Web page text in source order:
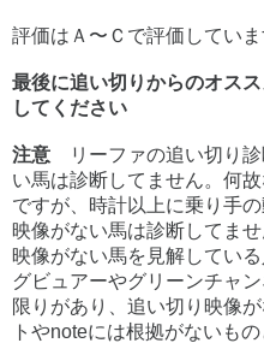
評価はＡ〜Ｃで評価していま
最後に追い切りからのオス
してください
注意 リーファの追い切り診
い馬は診断してません。何
ですが、時計以上に乗り手
映像がない馬は診断してま
映像がない馬を見解してい
グビュアーやグリーンチャ
限りがあり、追い切り映像
トやnoteには根拠がないも